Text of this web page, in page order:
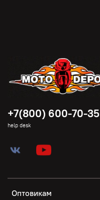
Оптовикам
+7(800) 600-70-35
help desk